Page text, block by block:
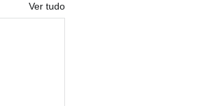
Ver tudo